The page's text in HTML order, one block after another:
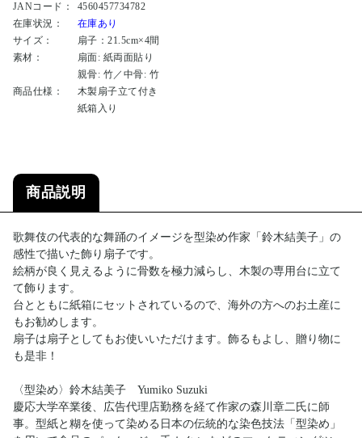
JANコード：
4560457734782
在庫状況：
在庫あり
サイズ：
扇子：21.5cm×4間
素材：
扇面: 紙両面貼り
親骨: 竹／中骨: 竹
商品仕様：
木製扇子立て付き
紙箱入り
商品説明
歌舞伎の代表的な舞踊のイメージを型染め作家「鈴木結美子」の
感性で描いた飾り扇子です。
絵柄が良く見えるように骨数を極力減らし、木製の専用台に立て
て飾ります。
台とともに紙箱にセットされているので、海外の方へのお土産に
もお勧めします。
扇子は扇子としてもお使いいただけます。飾るもよし、贈り物に
も是非！
〈型染め〉鈴木結美子 Yumiko Suzuki
慶応大学卒業後、広告代理店勤務を経て作家の森川章二氏に師
事。型紙と糊を使って染める日本の伝統的な染色技法「型染め」